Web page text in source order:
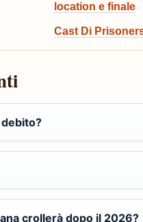
location e finale
Cast Di
crollerà dopo il 2026?